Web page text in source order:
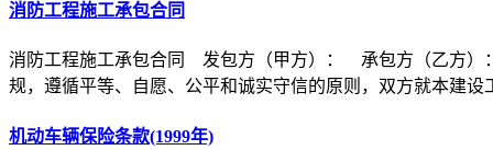
消防工程施工承包合同
消防工程施工承包合同 发包方（甲方）： 承包方（乙方）
规，遵循平等、自愿、公平和诚实守信的原则，双方就本建设
机动车辆保险条款(1999年)